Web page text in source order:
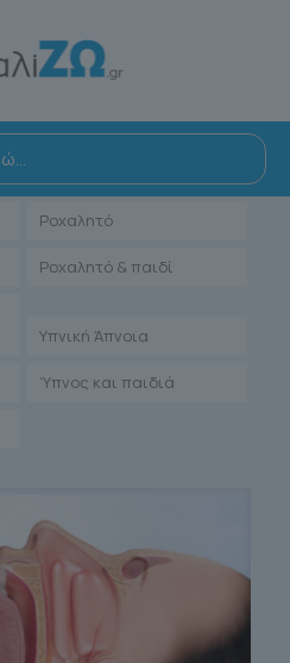
Αντιμετώπιση
Ενηλίκων
Ροχαλητό
Ροχαλητό & παιδί
Υπνική Άπνοια
Ύπνος και παιδιά